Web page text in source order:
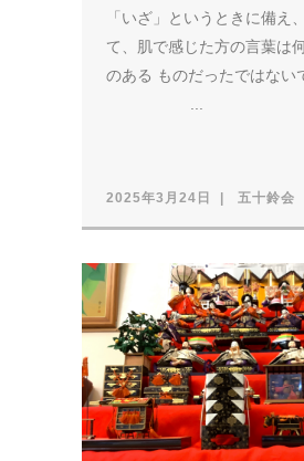
「いざ」というときに備え
て、肌で感じた方の言葉は
のある ものだったではない
2025年3月24日 五十鈴会